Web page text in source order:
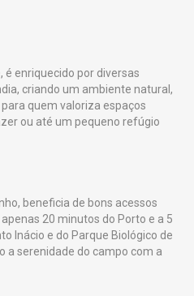
é enriquecido por diversas
criando um ambiente natural,
quem valoriza espaços
ou até um pequeno refúgio
beneficia de bons acessos
20 minutos do Porto e a 5
Inácio e do Parque Biológico de
a serenidade do campo com a